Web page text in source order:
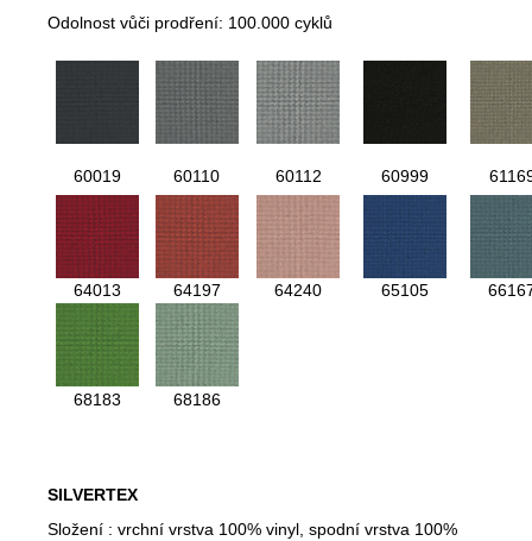
Odolnost vůči prodření: 100.000 cyklů
60019 60110 60112 60999
64013 64197 64240 65105
68183 68186
SILVERTEX
Složení : vrchní vrstva 100% vinyl, spodní vrstva 100%